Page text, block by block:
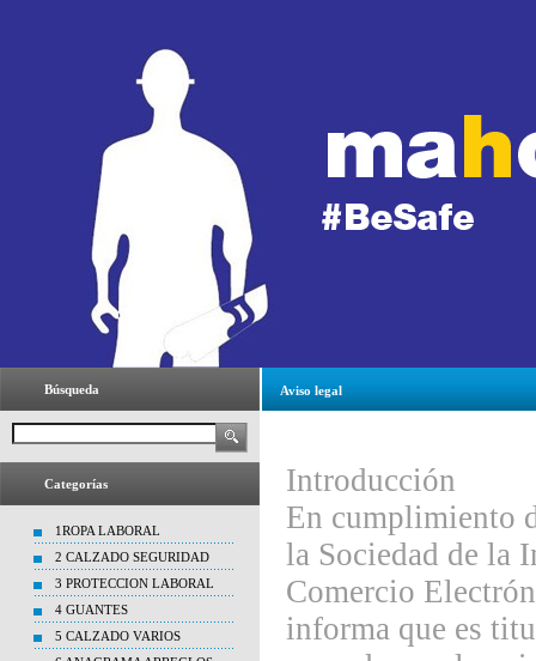
Búsqueda
Categorías
1ROPA LABORAL
2 CALZADO SEGURIDAD
3 PROTECCION LABORAL
4 GUANTES
5 CALZADO VARIOS
Aviso legal
Introducción
En cumplimiento
la Sociedad de la
Comercio
informa que es